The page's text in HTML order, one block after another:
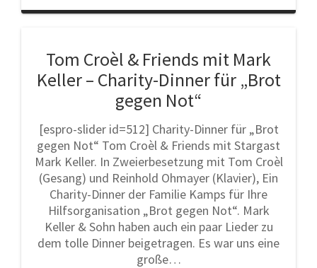
Tom Croèl & Friends mit Mark
Keller – Charity-Dinner für „Brot
gegen Not“
[espro-slider id=512] Charity-Dinner für „Brot
gegen Not“ Tom Croèl & Friends mit Stargast
Mark Keller. In Zweierbesetzung mit Tom Croèl
(Gesang) und Reinhold Ohmayer (Klavier), Ein
Charity-Dinner der Familie Kamps für Ihre
Hilfsorganisation „Brot gegen Not“. Mark
Keller & Sohn haben auch ein paar Lieder zu
dem tolle Dinner beigetragen. Es war uns eine
große…